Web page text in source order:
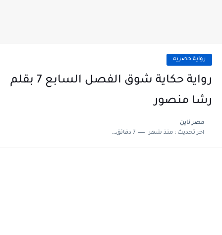
رواية حصريه
رواية حكاية شوق الفصل السابع 7 بقلم
رشا منصور
مصر ناين
اخر تحديث :منذ شهر 7 دقائق للقراءة